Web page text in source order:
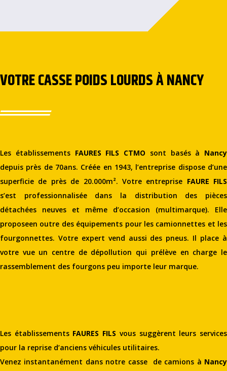
VOTRE CASSE POIDS LOURDS À NANCY
Les établissements FAURES FILS CTMO sont basés à Nancy
depuis près de 70ans. Créée en 1943, l’entreprise dispose d’une
superficie de près de 20.000m². Votre entreprise FAURE FILS
s’est professionnalisée dans la distribution des pièces
détachées neuves et même d’occasion (multimarque). Elle
proposeen outre des équipements pour les camionnettes et les
fourgonnettes. Votre expert vend aussi des pneus. Il place à
votre vue un centre de dépollution qui prélève en charge le
rassemblement des fourgons peu importe leur marque.
Les établissements FAURES FILS vous suggèrent leurs services
pour la reprise d’anciens véhicules utilitaires.
Venez instantanément dans notre casse de camions à Nancy